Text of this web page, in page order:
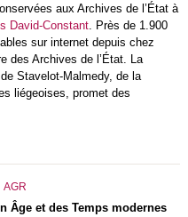
aux Archives de l’État à
David-Constant. Près de 1.900
sur internet depuis chez
des Archives de l’État. La
Stavelot-Malmedy, de la
liégeoises, promet des
AGR
Âge et des Temps modernes